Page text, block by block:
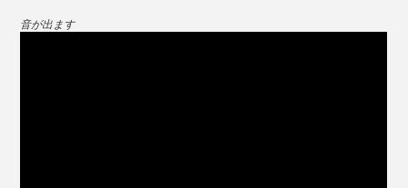
音が出ます